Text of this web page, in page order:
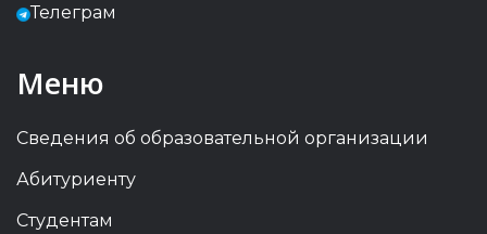
Телеграм
Меню
Сведения об образовательной организации
Абитуриенту
Студентам